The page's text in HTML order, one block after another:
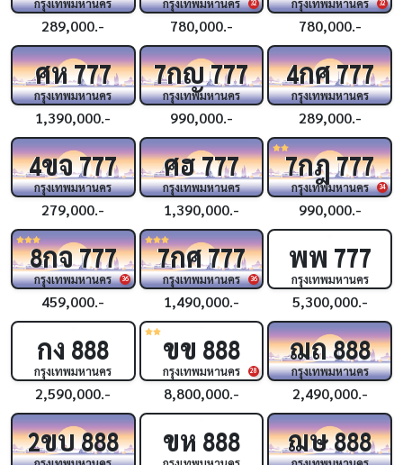
กรุงเทพมหานคร
289,000.-
32
กรุงเทพมหานคร
780,000.-
32
กรุงเทพมหานคร
780,000.-
ศห777
กรุงเทพมหานคร
1,390,000.-
7กญ777
กรุงเทพมหานคร
990,000.-
4กศ777
กรุงเทพมหานคร
289,000.-
4ขจ777
กรุงเทพมหานคร
279,000.-
ศฮ777
กรุงเทพมหานคร
1,390,000.-
34
7กฎ777
กรุงเทพมหานคร
990,000.-
36
8กจ777
กรุงเทพมหานคร
459,000.-
36
7กศ777
กรุงเทพมหานคร
1,490,000.-
พพ 777
กรุงเทพมหานคร
5,300,000.-
กง 888
กรุงเทพมหานคร
2,590,000.-
28
ขข 888
กรุงเทพมหานคร
8,800,000.-
ฌถ888
กรุงเทพมหานคร
2,490,000.-
2ขบ888 ขห 888 ฌษ888